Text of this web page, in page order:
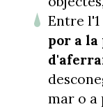
Entre
por a la
mar o a